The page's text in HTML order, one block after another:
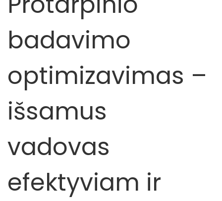
badavimo
optimizavimas –
išsamus
vadovas
efektyviam ir